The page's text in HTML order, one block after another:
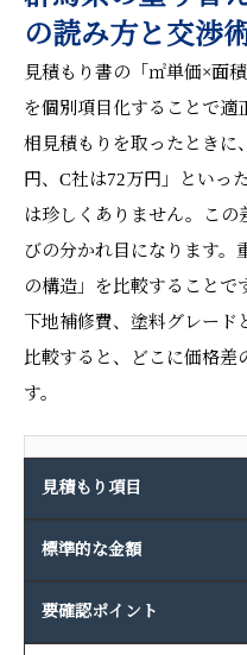
の読み方と交渉
見積もり書の「㎡単価×面
を個別項目化することで適
相見積もりを取ったときに
円、C社は72万円」といっ
は珍しくありません。こ
びの分かれ目になります。
の構造」を比較することで
下地補修費、塗料グレー
比較すると、どこに価格差
す。
見積もり項目
標準的な金額
要確認ポイント